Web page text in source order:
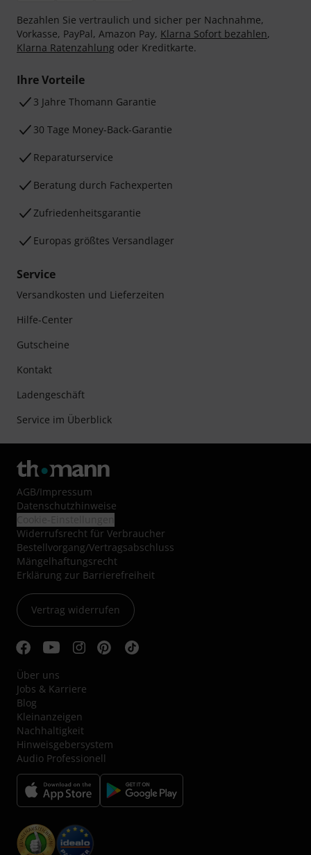
Bezahlen Sie vertraulich und sicher per Nachnahme,
Vorkasse, PayPal, Amazon Pay, Klarna Sofort bezahlen,
Klarna Ratenzahlung oder Kreditkarte.
Ihre Vorteile
3 Jahre Thomann Garantie
30 Tage Money-Back-Garantie
Reparaturservice
Beratung durch Fachexperten
Zufriedenheitsgarantie
Europas größtes Versandlager
Service
Versandkosten und Lieferzeiten
Hilfe-Center
Gutscheine
Kontakt
Ladengeschäft
Service im Überblick
AGB/Impressum
Datenschutzhinweise
Widerrufsrecht für Verbraucher
Bestellvorgang/Vertragsabschluss
Mängelhaftungsrecht
Erklärung zur Barrierefreiheit
Vertrag widerrufen
Über uns
Jobs & Karriere
Blog
Kleinanzeigen
Nachhaltigkeit
Hinweisgebersystem
Audio Professionell